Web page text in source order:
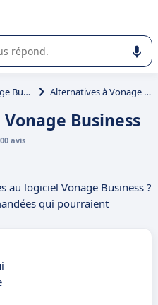
ou la sélection de
Vonage Business Alternatives à Vonage Business
Business
avis
au logiciel Vonage Business ?
qui pourraient